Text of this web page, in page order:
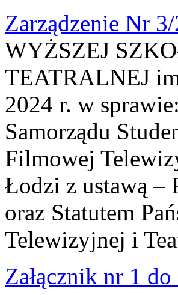
Zarządzenie Nr
WYŻSZEJ
TEATRALNEJ
2024 r. w
Samorządu
Filmowej
Łodzi z ustawą –
oraz Statutem
Telewizyjnej i
Załącznik nr 1